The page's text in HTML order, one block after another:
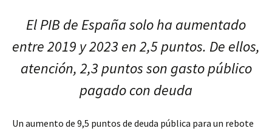
El PIB de España solo ha aumentado
entre 2019 y 2023 en 2,5 puntos. De ellos,
atención, 2,3 puntos son gasto público
pagado con deuda
Un aumento de 9,5 puntos de deuda pública para un rebote